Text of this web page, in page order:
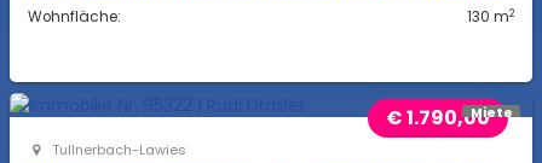
Wohnfläche: 130 m2
Miete
€ 1.790,00
Tullnerbach-Lawies